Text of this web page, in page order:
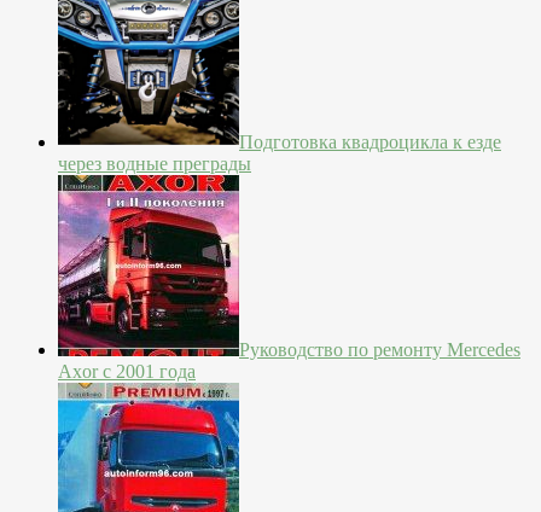
Подготовка квадроцикла к езде
через водные преграды
Руководство по ремонту Mercedes
Axor с 2001 года